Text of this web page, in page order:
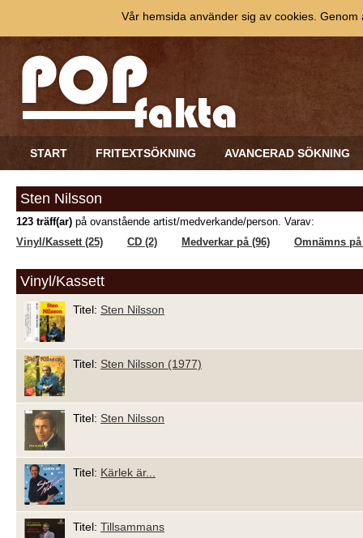
START FRITEXTSÖKNING AVANCERAD SÖKNING
Sten Nilsson
123 träff(ar) på ovanstående artist/medverkande/person. Varav:
Vinyl/Kassett (25)
CD (2) Medverkar på (96) Omnämns på
Vinyl/Kassett
Titel: Sten Nilsson
Titel: Sten Nilsson (1977)
Titel: Sten Nilsson
Titel: Kärlek är...
Titel: Tillsammans
Vår hemsida använder sig av cookies.